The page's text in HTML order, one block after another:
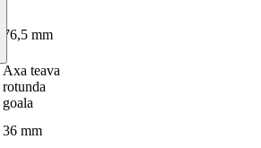
76,5 mm
Axa teava
rotunda
goala
36 mm